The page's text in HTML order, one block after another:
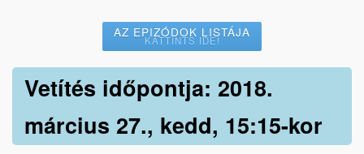
AZ EPIZÓDOK LISTÁJA
KATTINTS IDE!
Vetítés időpontja: 2018.
március 27., kedd, 15:15-kor